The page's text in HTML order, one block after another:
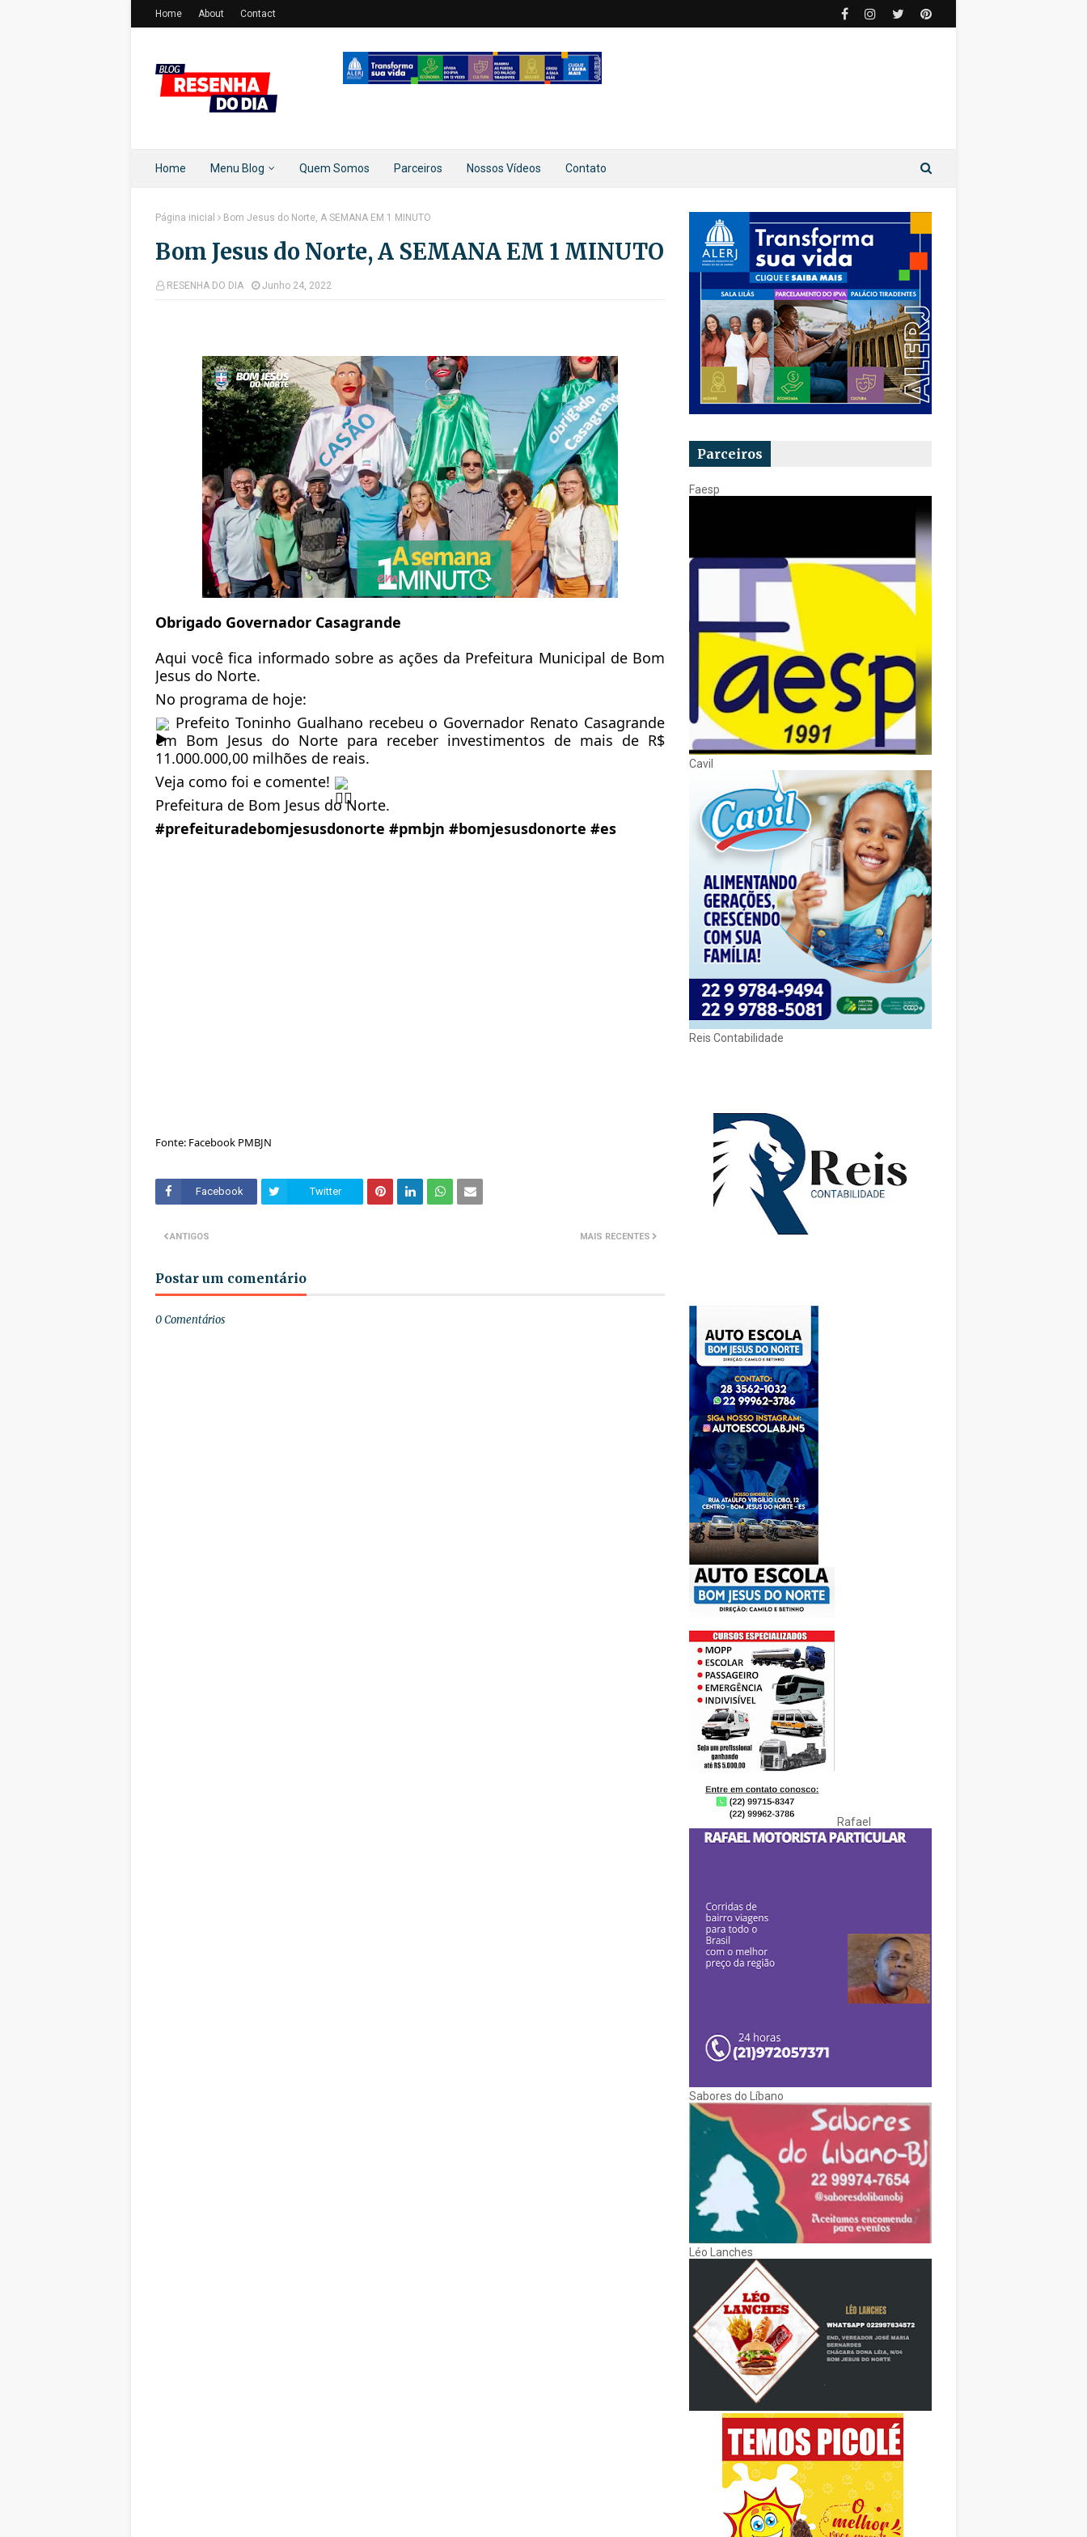
Home About Contact
Home Menu Blog Quem Somos Parceiros Nossos Vídeos Contato
Página inicial Bom Jesus do Norte, A SEMANA EM 1 MINUTO
Bom Jesus do Norte, A SEMANA EM 1 MINUTO
RESENHA DO DIA Junho 24, 2022
Obrigado Governador Casagrande
Aqui você fica informado sobre as ações da Prefeitura Municipal de Bom
Jesus do Norte.
No programa de hoje:
Prefeito Toninho Gualhano recebeu o Governador Renato Casagrande
em Bom Jesus do Norte para receber investimentos de mais de R$
11.000.000,00 milhões de reais.
Veja como foi e comente!
Prefeitura de Bom Jesus do Norte.
#prefeituradebomjesusdonorte #pmbjn #bomjesusdonorte #es
Fonte: Facebook PMBJN
Facebook Twitter
MAIS RECENTES
ANTIGOS
Postar um comentário
0 Comentários
Parceiros
Faesp
Cavil
Reis Contabilidade
Rafael
Sabores do Líbano
Léo Lanches